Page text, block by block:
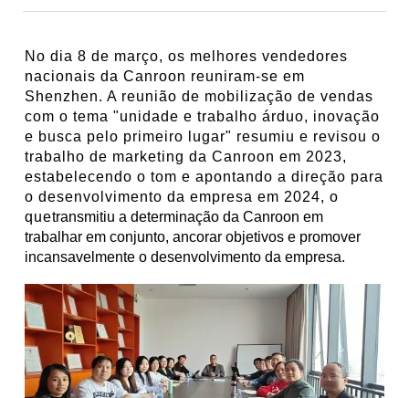
No dia 8 de março, os melhores vendedores
nacionais da Canroon reuniram-se em
Shenzhen. A reunião de mobilização de vendas
com o tema "unidade e trabalho árduo, inovação
e busca pelo primeiro lugar" resumiu e revisou o
trabalho de marketing da Canroon em 2023,
estabelecendo o tom e apontando a direção para
o desenvolvimento da empresa em 2024, o
quetransmitiu a determinação da Canroon em
trabalhar em conjunto, ancorar objetivos e promover
incansavelmente o desenvolvimento da empresa.